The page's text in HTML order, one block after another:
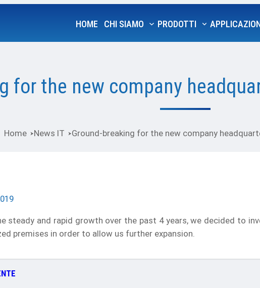
HOME CHI SIAMO PRODOTTI
for the new company
Home News IT Ground-breaking for the new company
steady and rapid growth over the past 4 years, we decided to
premises in order to allow us further expansion.